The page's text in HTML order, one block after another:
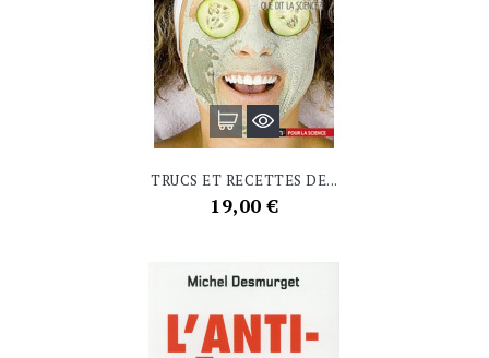
TRUCS ET RECETTES DE...
Prix
19,00 €